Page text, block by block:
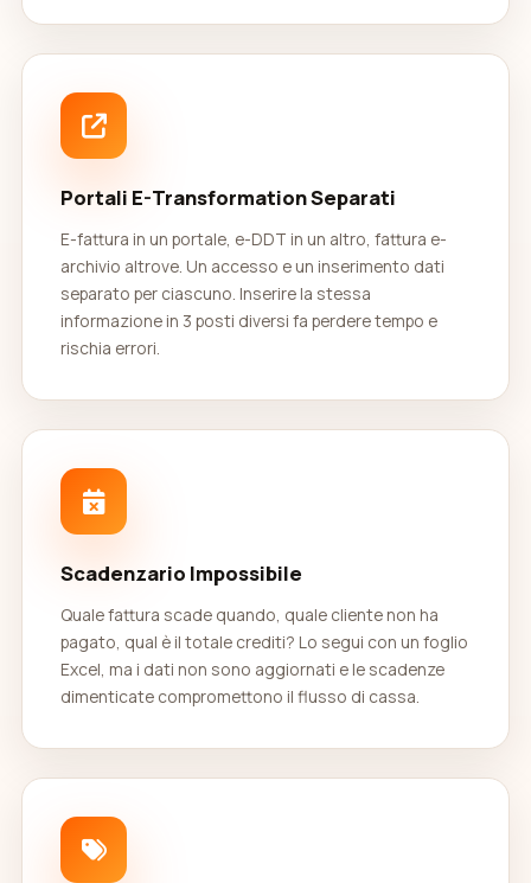
Portali E-Transformation Separati
E-fattura in un portale, e-DDT in un altro, fattura e-
archivio altrove. Un accesso e un inserimento dati
separato per ciascuno. Inserire la stessa
informazione in 3 posti diversi fa perdere tempo e
rischia errori.
Scadenzario Impossibile
Quale fattura scade quando, quale cliente non ha
pagato, qual è il totale crediti? Lo segui con un foglio
Excel, ma i dati non sono aggiornati e le scadenze
dimenticate compromettono il flusso di cassa.